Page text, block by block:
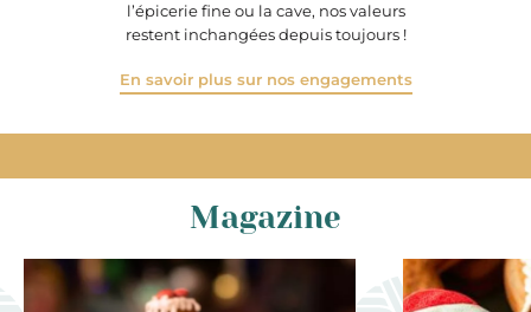
l’épicerie fine ou la cave, nos valeurs
restent inchangées depuis toujours !
En savoir plus sur nos engagements
Magazine